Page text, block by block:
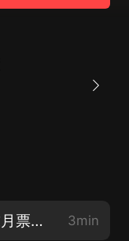
品國學，悟人生智慧前言【求月票，評論，分享】 3min